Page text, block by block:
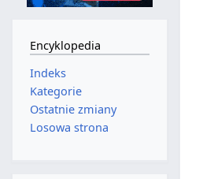
Encyklopedia
Indeks
Kategorie
Ostatnie zmiany
Losowa strona